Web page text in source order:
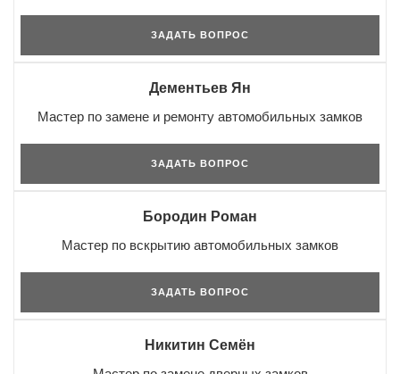
ЗАДАТЬ ВОПРОС
Дементьев Ян
Мастер по замене и ремонту автомобильных замков
ЗАДАТЬ ВОПРОС
Бородин Роман
Мастер по вскрытию автомобильных замков
ЗАДАТЬ ВОПРОС
Никитин Семён